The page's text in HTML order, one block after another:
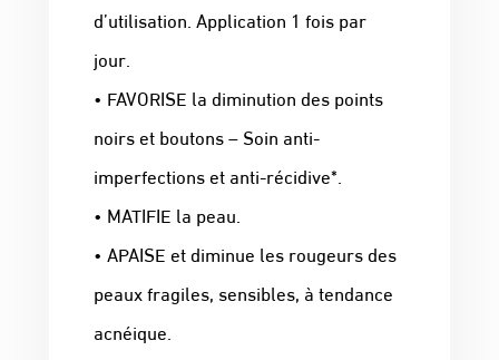
d’utilisation. Application 1 fois par
jour.
• FAVORISE la diminution des points
noirs et boutons – Soin anti-
imperfections et anti-récidive*.
• MATIFIE la peau.
• APAISE et diminue les rougeurs des
peaux fragiles, sensibles, à tendance
acnéique.